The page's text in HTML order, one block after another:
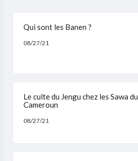
Qui sont les Banen ?
08/27/21
Le culte du Jengu chez les Sawa du
Cameroun
08/27/21